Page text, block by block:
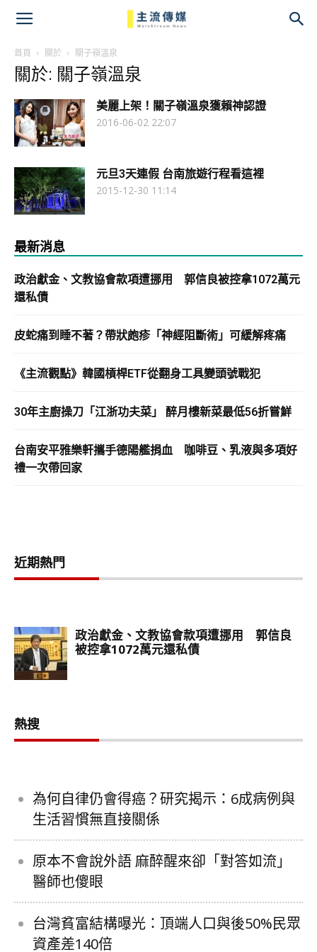
首頁 關於 關子嶺溫泉
關於: 關子嶺溫泉
美麗上架！關子嶺溫泉獲賴神認證
2016-06-02 22:07
元旦3天連假 台南旅遊行程看這裡
2015-12-30 11:14
最新消息
政治獻金、文教協會款項遭挪用 郭信良被控拿1072萬元
還私債
皮蛇痛到睡不著？帶狀皰疹「神經阻斷術」可緩解疼痛
《主流觀點》韓國槓桿ETF從翻身工具變頭號戰犯
30年主廚操刀「江浙功夫菜」 醉月樓新菜最低56折嘗鮮
台南安平雅樂軒攜手德陽艦捐血 咖啡豆、乳液與多項好
禮一次帶回家
近期熱門
熱搜
為何自律仍會得癌？研究揭示：6成病例與
生活習慣無直接關係
原本不會說外語 麻醉醒來卻「對答如流」
醫師也傻眼
台灣貧富結構曝光：頂端人口與後50%民眾
資產差140倍